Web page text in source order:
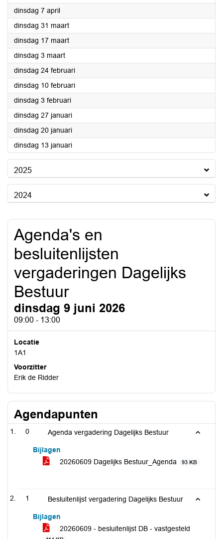
dinsdag 7 april2026
dinsdag 31 maart2026
dinsdag 17 maart2026
dinsdag 3 maart2026
dinsdag 24 februari2026
dinsdag 10 februari2026
dinsdag 3 februari2026
dinsdag 27 januari2026
dinsdag 20 januari2026
dinsdag 13 januari2026
2025
2024
Agenda's en
besluitenlijsten
vergaderingen Dagelijks
Bestuur
dinsdag 9 juni 2026
09:00 - 13:00
Locatie
1A1
Voorzitter
Erik de Ridder
Agendapunten
0 Agenda vergadering Dagelijks Bestuur
Bijlagen
20260609 Dagelijks Bestuur_Agenda
93 KB
1 Besluitenlijst vergadering Dagelijks Bestuur
Bijlagen
20260609 - besluitenlijst DB - vastgesteld